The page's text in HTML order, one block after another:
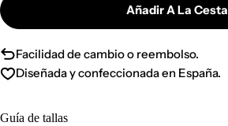
Añadir A La Cesta
Facilidad de cambio o reembolso.
Diseñada y confeccionada en España.
Guía de tallas